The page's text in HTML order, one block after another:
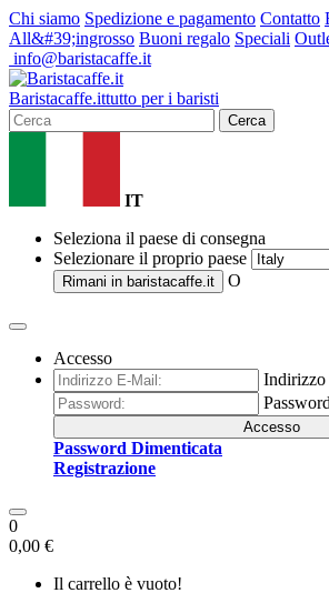
Chi siamo Spedizione e pagamento Contatto
All&#39;ingrosso Buoni regalo Speciali
info@baristacaffe.it
Baristacaffe.ittutto per i baristi
Cerca
IT
Seleziona il paese di consegna
Selezionare il proprio paese
Rimani in baristacaffe.it O
Accesso
Accesso
Password Dimenticata
Registrazione
0
0,00 €
Il carrello è vuoto!